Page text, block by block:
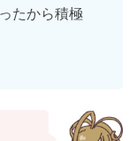
たから積極